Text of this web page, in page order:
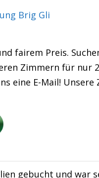
Brig Gli
fairem Preis.
Zimmern für nur
eine E-Mail!
gebucht und war